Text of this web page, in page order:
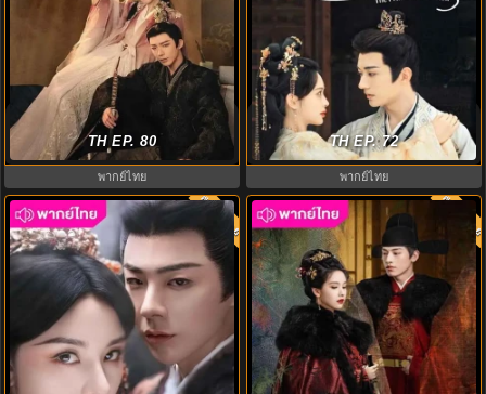
ลิลิตท่องฝัน (2025) A Dream Within
A Dream พากย์ไทย EP.1-40
TH EP. 80
พากย์ไทย
ลวงเล่ห์เสน่ห์ดอกท้อ (2025) The
Princess‘s Gambit พากย์ไทย
TH EP. 72
พากย์ไทย
8.0 พากย์ไทย 7.0 พากย์ไทย